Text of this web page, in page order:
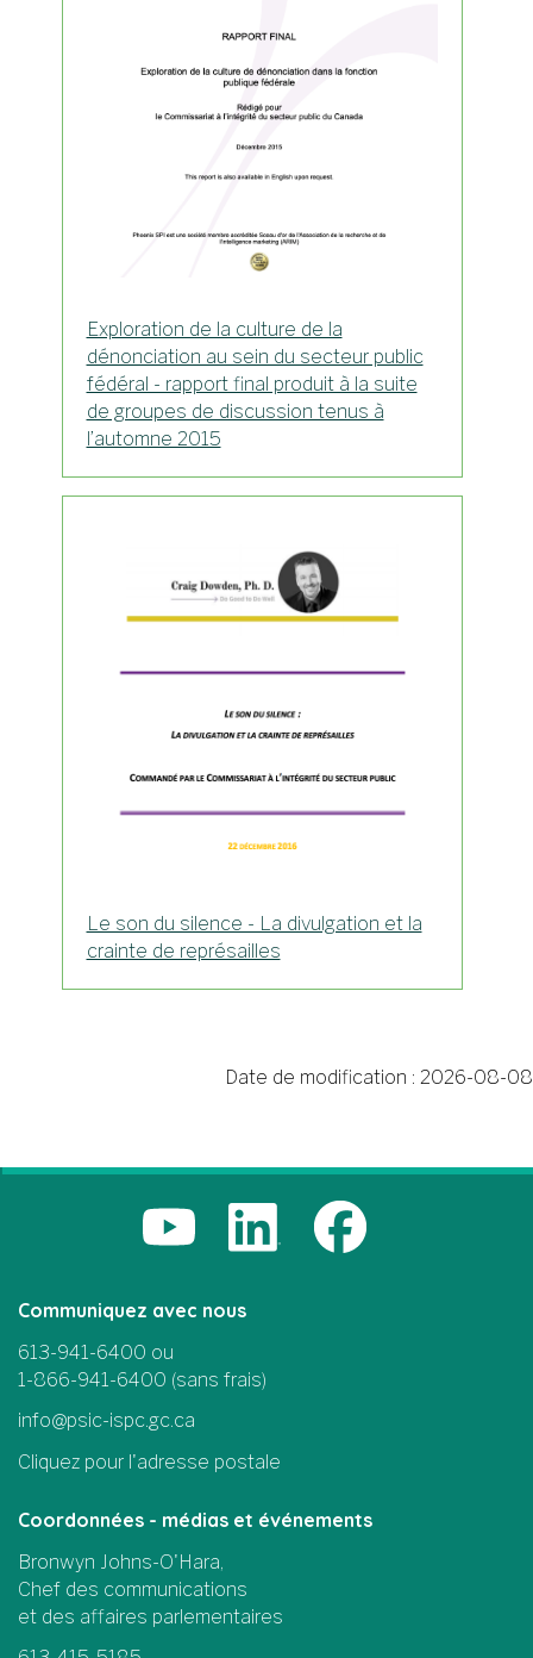
Exploration de la culture de la
dénonciation au sein du secteur public
fédéral - rapport final produit à la suite
de groupes de discussion tenus à
l’automne 2015
Le son du silence - La divulgation et la
crainte de représailles
Date de modification : 2026-08-08
Communiquez avec nous
613-941-6400 ou
1-866-941-6400 (sans frais)
info@psic-ispc.gc.ca
Cliquez pour l'adresse postale
Coordonnées - médias et événements
Bronwyn Johns-O'Hara,
Chef des communications
et des affaires parlementaires